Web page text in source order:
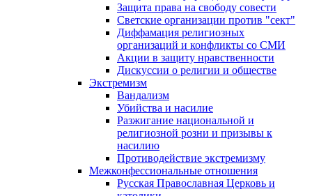
Защита права на свободу совести
Светские организации против "сект"
Диффамация религиозных
организаций и конфликты со СМИ
Акции в защиту нравственности
Дискуссии о религии и обществе
Экстремизм
Вандализм
Убийства и насилие
Разжигание национальной и
религиозной розни и призывы к
насилию
Противодействие экстремизму
Межконфессиональные отношения
Русская Православная Церковь и